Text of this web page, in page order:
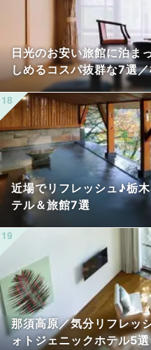
日光のお安い旅館に泊ま
しめるコスパ抜群な7選
近場でリフレッシュ♪栃
テル＆旅館7選
那須高原／気分リフレッ
ォトジェニックホテル5選